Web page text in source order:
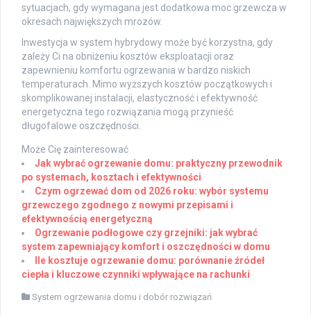
sytuacjach, gdy wymagana jest dodatkowa moc grzewcza w
okresach największych mrozów.
Inwestycja w system hybrydowy może być korzystna, gdy
zależy Ci na obniżeniu kosztów eksploatacji oraz
zapewnieniu komfortu ogrzewania w bardzo niskich
temperaturach. Mimo wyższych kosztów początkowych i
skomplikowanej instalacji, elastyczność i efektywność
energetyczna tego rozwiązania mogą przynieść
długofalowe oszczędności.
Może Cię zainteresować
Jak wybrać ogrzewanie domu: praktyczny przewodnik
po systemach, kosztach i efektywności
Czym ogrzewać dom od 2026 roku: wybór systemu
grzewczego zgodnego z nowymi przepisami i
efektywnością energetyczną
Ogrzewanie podłogowe czy grzejniki: jak wybrać
system zapewniający komfort i oszczędności w domu
Ile kosztuje ogrzewanie domu: porównanie źródeł
ciepła i kluczowe czynniki wpływające na rachunki
System ogrzewania domu i dobór rozwiązań